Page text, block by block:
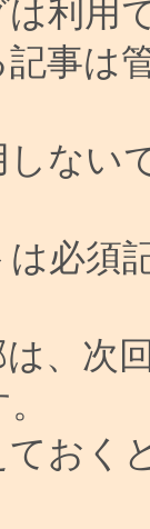
は利用
事は
ない
必須
は、次
おく